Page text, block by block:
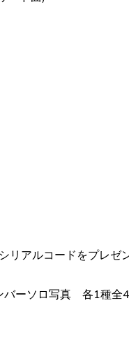
リアルコードをプレゼ
バーソロ写真 各1種全